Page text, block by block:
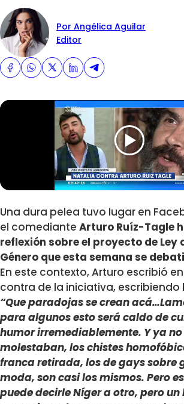
Por Angélica Aguilar
Editor
Una dura pelea tuvo lugar en
el comediante Arturo Ruíz-Tagle
reflexión sobre el proyecto de Ley
Género que esta semana se
En este contexto, Arturo escribió
contra de la iniciativa, escribiendo
“Que paradojas se crean
para algunos esto será caldo de
humor irremediablemente. Y ya no
molestaban, los chistes
franca retirada, los de gays sobre
moda, son casi los mismos. Pero
puede decirle Níger a otro, pero un